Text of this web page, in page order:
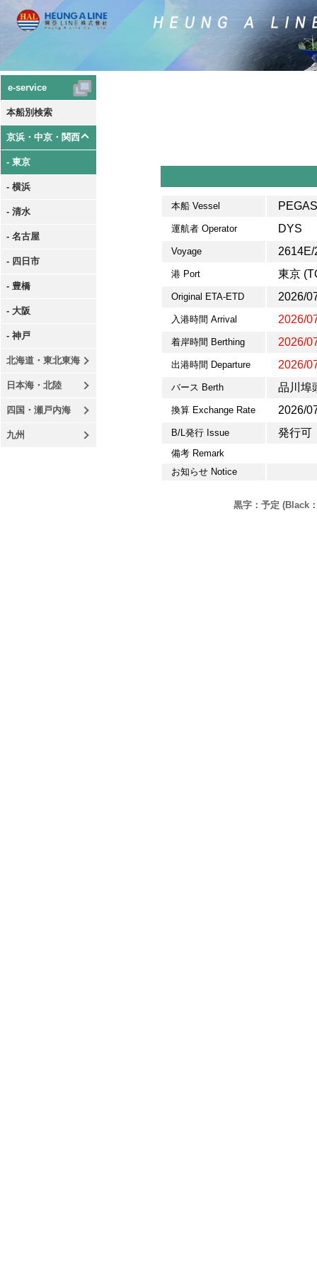
e-service
本船別検索
京浜・中京・関西
- 東京
- 横浜
- 清水
- 名古屋
- 四日市
- 豊橋
- 大阪
- 神戸
北海道・東北東海
日本海・北陸
四国・瀬戸内海
九州
本船 Vessel
運航者 Operator DYS
Voyage 2614E/
港 Port 東京
Original ETA-ETD 2026/
入港時間 Arrival 2026/
着岸時間 Berthing 2026/
出港時間 Departure 2026/
バース Berth 品川埠
換算 Exchange Rate 2026/
B/L発行 Issue 発行可
備考 Remark
お知らせ Notice
黒字：予定